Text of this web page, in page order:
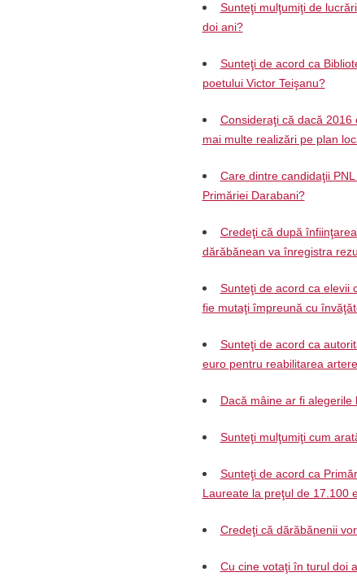
Sunteţi mulţumiţi de
doi ani?
Sunteţi de acord ca
poetului Victor Teişanu?
Consideraţi că dacă
mai multe realizări pe plan
Care dintre candidaţii
Primăriei Darabani?
Credeţi că după
dărăbănean va înregistra
Sunteţi de acord ca elevii
fie mutaţi împreună cu
Sunteţi de acord ca
euro pentru reabilitarea
Dacă mâine ar fi
Sunteţi mulţumiţi cum
Sunteţi de acord ca
Laureate la preţul de 17.100
Credeţi că dărăbănenii
Cu cine votaţi în turul doi